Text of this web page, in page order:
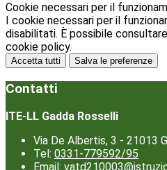
Cookie necessari per il
I cookie necessari per il
disabilitati. È possibile
cookie policy.
Accetta tutti Salva le preferenze
Contatti
ITE-LL Gadda Rosselli
Via De Albertis, 3 - 21013
Tel: 0331-779592/95
Email: